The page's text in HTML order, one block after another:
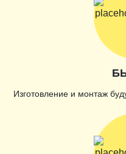
Изготовление и монтаж